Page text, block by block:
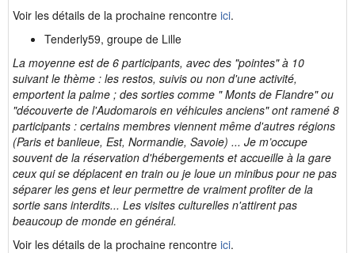
Voir les détails de la prochaine rencontre ici.
Tenderly59, groupe de Lille
La moyenne est de 6 participants, avec des "pointes" à 10
suivant le thème : les restos, suivis ou non d'une activité,
emportent la palme ; des sorties comme " Monts de Flandre" ou
"découverte de l'Audomarois en véhicules anciens" ont ramené 8
participants : certains membres viennent même d'autres régions
(Paris et banlieue, Est, Normandie, Savoie) ... Je m’occupe
souvent de la réservation d'hébergements et accueille à la gare
ceux qui se déplacent en train ou je loue un minibus pour ne pas
séparer les gens et leur permettre de vraiment profiter de la
sortie sans interdits... Les visites culturelles n'attirent pas
beaucoup de monde en général.
Voir les détails de la prochaine rencontre ici.